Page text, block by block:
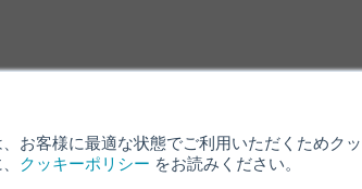
お客様に最適な状態でご利用いただくためク
クッキーポリシー をお読みください。